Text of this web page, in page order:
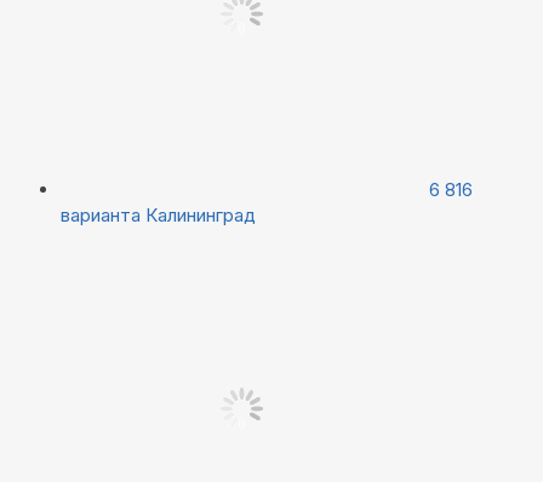
6 816
варианта Калининград